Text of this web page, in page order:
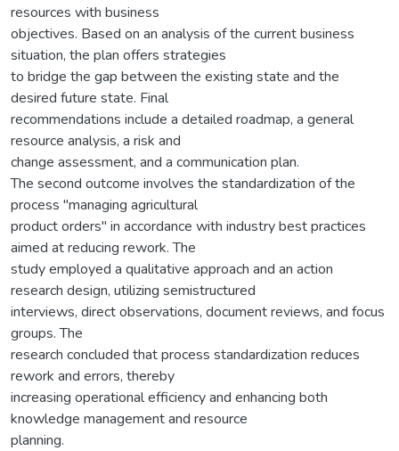
resources with business
objectives. Based on an analysis of the current business
situation, the plan offers strategies
to bridge the gap between the existing state and the
desired future state. Final
recommendations include a detailed roadmap, a general
resource analysis, a risk and
change assessment, and a communication plan.
The second outcome involves the standardization of the
process "managing agricultural
product orders" in accordance with industry best practices
aimed at reducing rework. The
study employed a qualitative approach and an action
research design, utilizing semistructured
interviews, direct observations, document reviews, and focus
groups. The
research concluded that process standardization reduces
rework and errors, thereby
increasing operational efficiency and enhancing both
knowledge management and resource
planning.